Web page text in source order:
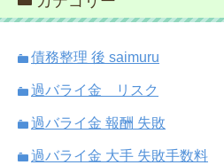
債務整理 後 saimuru
過バライ金 リスク
過バライ金 報酬 失敗
過バライ金 大手 失敗手数料